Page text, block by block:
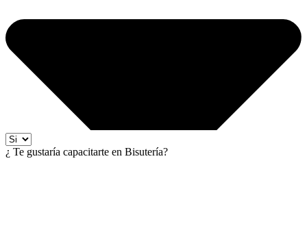
¿ Te gustaría capacitarte en Bisutería?